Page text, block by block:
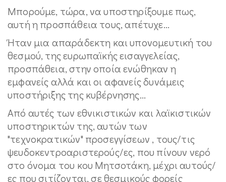
Μπορούμε, τώρα, να υποστηρίξουμε πως,
αυτή η προσπάθεια τους, απέτυχε...
Ήταν μια απαράδεκτη και υπονομευτική του
θεσμού, της ευρωπαϊκής εισαγγελείας,
προσπάθεια, στην οποία ενώθηκαν η
εμφανείς αλλά και οι αφανείς δυνάμεις
υποστήριξης της κυβέρνησης...
Από αυτές των εθνικιστικών και λαϊκιστικών
υποστηρικτών της, αυτών των
"τεχνοκρατικών" προσεγγίσεων , τους/τις
ψευδοκεντροαριστερούς/ες, που πίνουν νερό
στο όνομα του κου Μητσοτάκη, μέχρι αυτούς/
ες που σιτίζονται, σε θεσμικούς φορείς